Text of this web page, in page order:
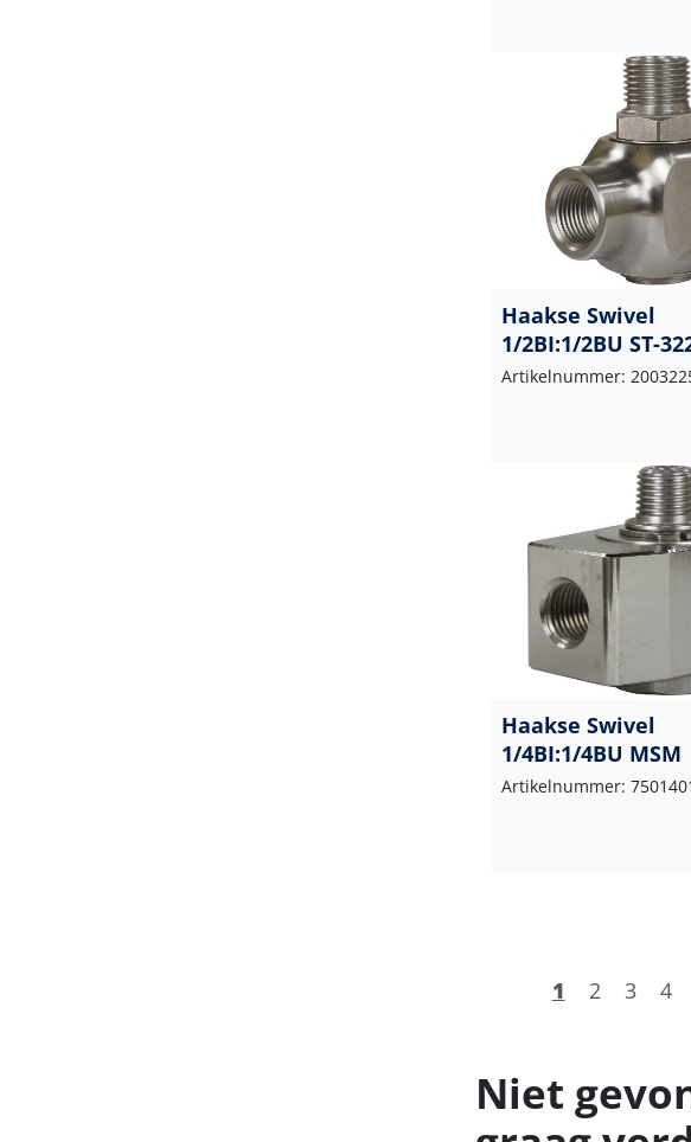
Haakse Swivel
1/2BI:1/2BU ST-
Artikelnummer:
Haakse Swivel
1/4BI:1/4BU MSM
Artikelnummer:
1 2 3 4
Niet